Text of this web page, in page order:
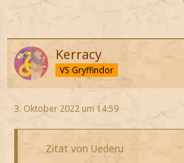
Kerracy
VS Gryffindor
3. Oktober 2022 um 14:59
Zitat von Uederu